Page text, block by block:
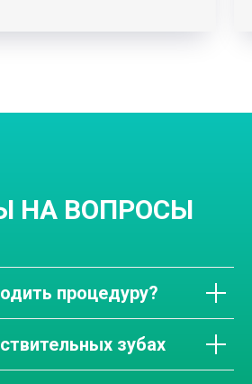
НА ВОПРОСЫ
процедуру?
зубах